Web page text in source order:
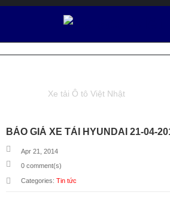
H
Ậ
Xe tải Ô tô Việt Nhật
BÁO GIÁ XE TẢI HYUNDAI 21-04-
Apr 21, 2014
0 comment(s)
Categories: Tin tức